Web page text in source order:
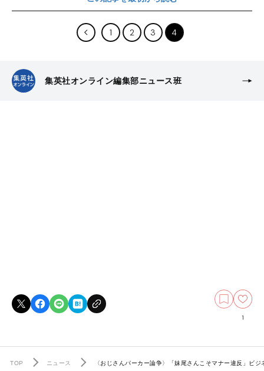
1 2 3 4
集英社オンライン編集部ニュース班
1
TOP ニュース 〈おじさんパーカー論争〉「妹尾さんこそマナー違反」ビ